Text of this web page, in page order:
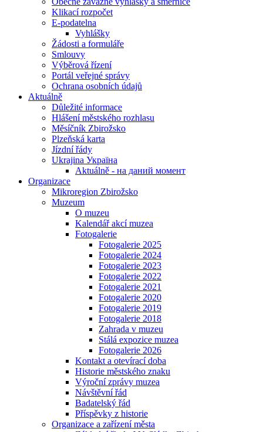
Klikací rozpočet
E-podatelna
Vyhlášky
Žádosti a formuláře
Smlouvy
Výběrová řízení
Portál veřejné správy
Ochrana osobních údajů
Aktuálně
Důležité informace
Hlášení městského rozhlasu
Měsíčník Zbirožsko
Plzeňská karta
Jízdní řády
Ukrajina Україна
Aktuálně - на даний момент
Organizace
Mikroregion Zbirožsko
Muzeum
O muzeu
Kalendář akcí muzea
Fotogalerie
Fotogalerie 2025
Fotogalerie 2024
Fotogalerie 2023
Fotogalerie 2022
Fotogalerie 2021
Fotogalerie 2020
Fotogalerie 2019
Fotogalerie 2018
Zahrada v muzeu
Stálá expozice muzea
Fotogalerie 2026
Kontakt a otevírací doba
Historie městského znaku
Výroční zprávy muzea
Návštěvní řád
Badatelský řád
Příspěvky z historie
Organizace a zařízení města